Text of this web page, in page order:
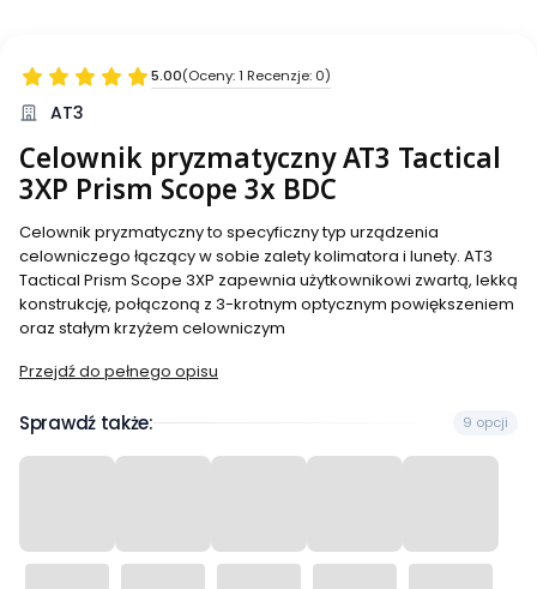
5.00(Oceny: 1 Recenzje: 0)
AT3
Celownik pryzmatyczny AT3 Tactical
3XP Prism Scope 3x BDC
Celownik pryzmatyczny to specyficzny typ urządzenia
celowniczego łączący w sobie zalety kolimatora i lunety. AT3
Tactical Prism Scope 3XP zapewnia użytkownikowi zwartą, lekką
konstrukcję, połączoną z 3-krotnym optycznym powiększeniem
oraz stałym krzyżem celowniczym
Przejdź do pełnego opisu
Sprawdź także: 9 opcji